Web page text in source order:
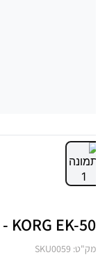
KORG EK-50 - מרום כלי נגינה
מק"ט: SKU0059